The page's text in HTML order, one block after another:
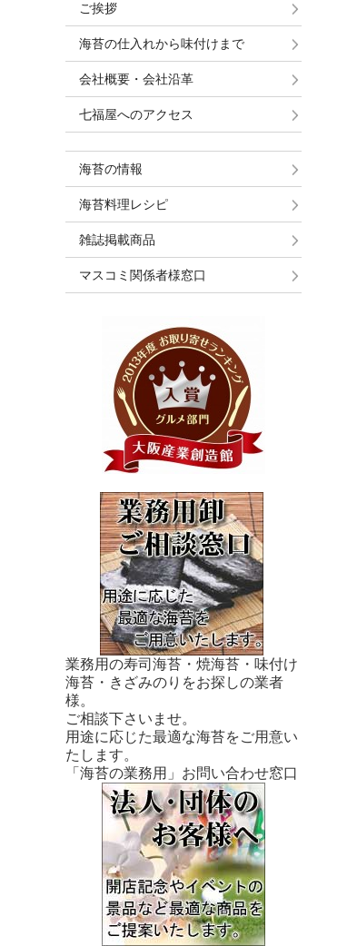
ご挨拶
海苔の仕入れから味付けまで
会社概要・会社沿革
七福屋へのアクセス
海苔の情報
海苔料理レシピ
雑誌掲載商品
マスコミ関係者様窓口
業務用の寿司海苔・焼海苔・味付け
海苔・きざみのりをお探しの業者
様。
ご相談下さいませ。
用途に応じた最適な海苔をご用意い
たします。
「海苔の業務用」お問い合わせ窓口